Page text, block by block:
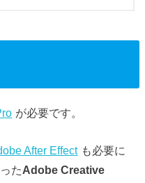
が必要です。
After Effect も必要に
たAdobe Creative